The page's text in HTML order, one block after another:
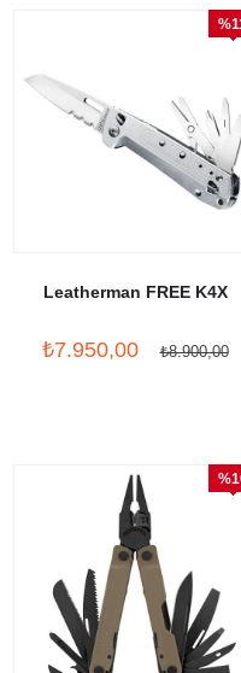
Leatherman FREE K4X
₺7.950,00 ₺8.900,00